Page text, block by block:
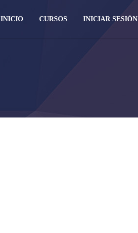
INICIO CURSOS INICIAR SESIÓN